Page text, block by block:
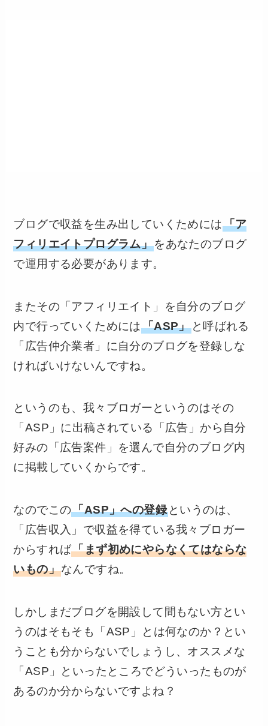
ブログで収益を生み出していくためには「ア
フィリエイトプログラム」をあなたのブログ
で運用する必要があります。
またその「アフィリエイト」を自分のブログ
内で行っていくためには「ASP」と呼ばれる
「広告仲介業者」に自分のブログを登録しな
ければいけないんですね。
というのも、我々ブロガーというのはその
「ASP」に出稿されている「広告」から自分
好みの「広告案件」を選んで自分のブログ内
に掲載していくからです。
なのでこの「ASP」への登録 というのは、
「広告収入」で収益を得ている我々ブロガー
からすれば「まず初めにやらなくてはならな
いもの」なんですね。
しかしまだブログを開設して間もない方とい
うのはそもそも「ASP」とは何なのか？とい
うことも分からないでしょうし、オススメな
「ASP」といったところでどういったものが
あるのか分からないですよね？